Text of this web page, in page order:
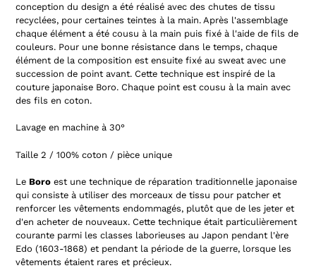
conception du design a été réalisé avec des chutes de tissu
recyclées, pour certaines teintes à la main. Après l'assemblage
chaque élément a été cousu à la main puis fixé à l'aide de fils de
couleurs. Pour une bonne résistance dans le temps, chaque
élément de la composition est ensuite fixé au sweat avec une
succession de point avant. Cette technique est inspiré de la
couture japonaise Boro. Chaque point est cousu à la main avec
des fils en coton.
Lavage en machine à 30°
Taille 2 / 100% coton / pièce unique
Le Boro est une technique de réparation traditionnelle japonaise
qui consiste à utiliser des morceaux de tissu pour patcher et
renforcer les vêtements endommagés, plutôt que de les jeter et
d'en acheter de nouveaux. Cette technique était particulièrement
courante parmi les classes laborieuses au Japon pendant l'ère
Edo (1603-1868) et pendant la période de la guerre, lorsque les
vêtements étaient rares et précieux.